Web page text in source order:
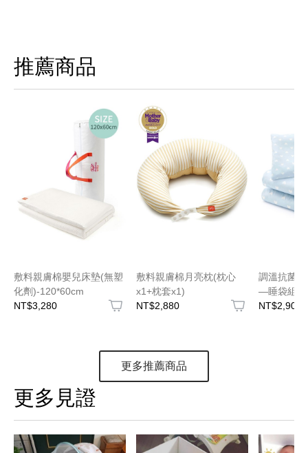
推薦商品
敷料親膚棉嬰兒床墊(無塑
化劑)-120*60cm
NT$3,280
敷料親膚棉月亮枕(枕心
x1+枕套x1)
NT$2,880
調溫抗菌
—睡袋組適
NT$2,900
更多推薦商品
更多見證